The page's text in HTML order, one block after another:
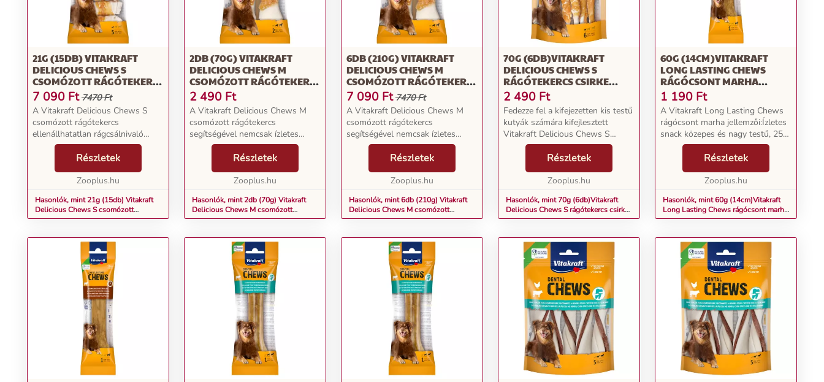
21G (15DB) VITAKRAFT
DELICIOUS CHEWS S
CSOMÓZOTT RÁGÓTEKERCS
CSIRKE KUTYASNACK
7 090 Ft 7470 Ft
A Vitakraft Delicious Chews S
csomózott rágótekercs
ellenállhatatlan rágcsálnivaló
kisebb méretű négylábú barátja
számára. Finom csirkemellbe
csomagolt ropogós marhabőrből
áll - a maximális íz és hoss...
Részletek
Zooplus.hu
Hasonlók, mint 21g (15db) Vitakraft
Delicious Chews S csomózott
rágótekercs csirke kutyasnack
2DB (70G) VITAKRAFT
DELICIOUS CHEWS M
CSOMÓZOTT RÁGÓTEKERCS
CSIRKE KUTYASNACK
2 490 Ft
A Vitakraft Delicious Chews M
csomózott rágótekercs
segítségével nemcsak ízletes
jutalmat kínálhat négylábú
barátjának, hanem fajnak
megfelelő elfoglaltságot is. Ez a
csomózott tekercs ropogós
Részletek
Zooplus.hu
Hasonlók, mint 2db (70g) Vitakraft
Delicious Chews M csomózott
rágótekercs csirke kutyasnack
6DB (210G) VITAKRAFT
DELICIOUS CHEWS M
CSOMÓZOTT RÁGÓTEKERCS
CSIRKE KUTYASNACK
7 090 Ft 7470 Ft
A Vitakraft Delicious Chews M
csomózott rágótekercs
segítségével nemcsak ízletes
jutalmat kínálhat négylábú
barátjának, hanem fajnak
megfelelő elfoglaltságot is. Ez a
csomózott tekercs ropogós
Részletek
Zooplus.hu
Hasonlók, mint 6db (210g) Vitakraft
Delicious Chews M csomózott
rágótekercs csirke kutyasnack
70G (6DB)VITAKRAFT
DELICIOUS CHEWS S
RÁGÓTEKERCS CSIRKE
KUTYASNACK
2 490 Ft
Fedezze fel a kifejezetten kis testű
kutyák számára kifejlesztett
Vitakraft Delicious Chews S
rágótekercs csirke snacket! Ez a
finom csemege tiszta csirkehúsba
csomagolt, szárított marhabőrből
Részletek
Zooplus.hu
Hasonlók, mint 70g (6db)Vitakraft
Delicious Chews S rágótekercs csirke
kutyasnack
60G (14CM)VITAKRAFT
LONG LASTING CHEWS
RÁGÓCSONT MARHA
KUTYASNACK
1 190 Ft
A Vitakraft Long Lasting Chews
rágócsont marha jellemzői:Ízletes
snack közepes és nagy testű, 25
kg feletti kutyáknak100%-ban
préselt marhabőr: extra ropogós
ízletesIntenzív rágásélmény: a
hosszan tar...
Részletek
Zooplus.hu
Hasonlók, mint 60g (14cm)Vitakraft
Long Lasting Chews rágócsont marha
kutyasnack